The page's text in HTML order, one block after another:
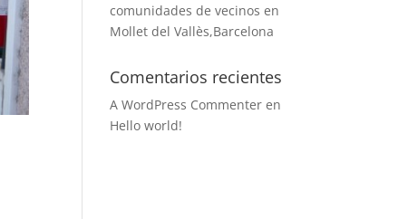
comunidades de vecinos en
Mollet del Vallès,Barcelona
Comentarios recientes
A WordPress Commenter en
Hello world!